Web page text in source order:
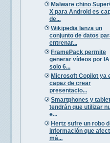
Malware chino
X para Android es
de...
Wikipedia lanza un
conjunto de datos
entrenar...
FramePack permite
generar vídeos por
solo 6...
Microsoft Copilot ya
capaz de crear
presentacio...
Smartphones y
tendrán que utilizar
e...
Hertz sufre un robo
información que
má...